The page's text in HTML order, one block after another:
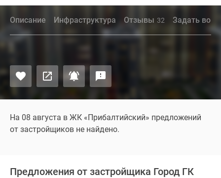
Описание Инфраструктура Отзывы 32 Задать
На 08 августа в ЖК «Прибалтийский» предложений
от застройщиков не найдено.
Предложения от застройщика Город ГК